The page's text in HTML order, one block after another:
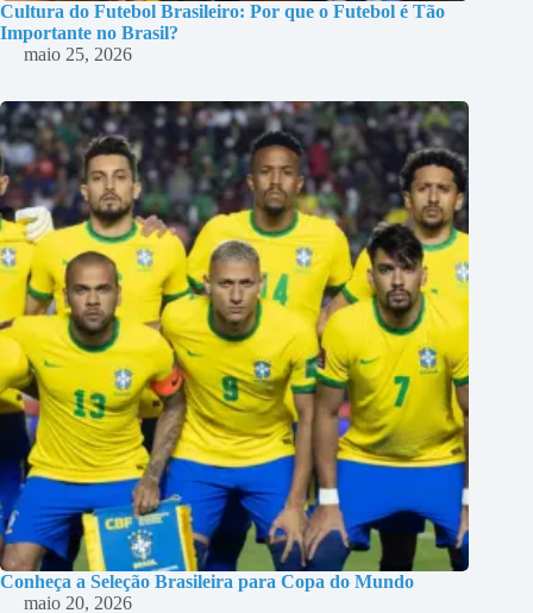
Cultura do Futebol Brasileiro: Por que o Futebol é Tão
Importante no Brasil?
maio 25, 2026
Conheça a Seleção Brasileira para Copa do Mundo
maio 20, 2026